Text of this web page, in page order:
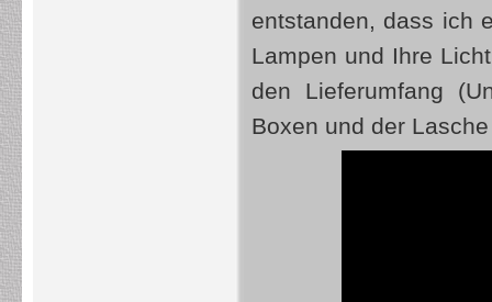
entstanden, dass ich
Lampen und Ihre
den Lieferumfang
Boxen und der